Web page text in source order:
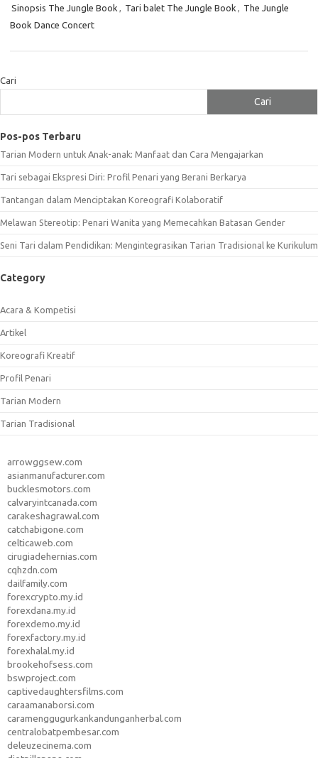
Sinopsis The Jungle Book , Tari balet The Jungle Book , The Jungle
Book Dance Concert
Cari
Cari
Pos-pos Terbaru
Tarian Modern untuk Anak-anak: Manfaat dan Cara Mengajarkan
Tari sebagai Ekspresi Diri: Profil Penari yang Berani Berkarya
Tantangan dalam Menciptakan Koreografi Kolaboratif
Melawan Stereotip: Penari Wanita yang Memecahkan Batasan Gender
Seni Tari dalam Pendidikan: Mengintegrasikan Tarian Tradisional ke Kurikulum
Category
Acara & Kompetisi
Artikel
Koreografi Kreatif
Profil Penari
Tarian Modern
Tarian Tradisional
arrowggsew.com
asianmanufacturer.com
bucklesmotors.com
calvaryintcanada.com
carakeshagrawal.com
catchabigone.com
celticaweb.com
cirugiadehernias.com
cqhzdn.com
dailfamily.com
forexcrypto.my.id
forexdana.my.id
forexdemo.my.id
forexfactory.my.id
forexhalal.my.id
brookehofsess.com
bswproject.com
captivedaughtersfilms.com
caraamanaborsi.com
caramenggugurkankandunganherbal.com
centralobatpembesar.com
deleuzecinema.com